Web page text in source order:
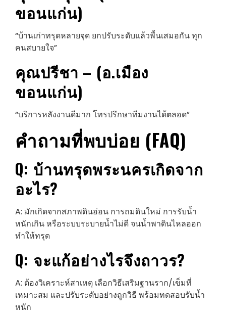
ขอนแก่น)
“บ้านเก่าทรุดหลายจุด ยกปรับระดับแล้วพื้นเสมอกัน ทุก
คนสบายใจ”
คุณปรีชา – (อ.เมือง
ขอนแก่น)
“บริการหลังงานดีมาก โทรปรึกษาทีมงานได้ตลอด”
คำถามที่พบบ่อย (FAQ)
Q: บ้านทรุดพระนครเกิดจาก
อะไร?
A: มักเกิดจากสภาพดินอ่อน การถมดินใหม่ การรับน้ำ
หนักเกิน หรือระบบระบายน้ำไม่ดี จนน้ำพาดินไหลออก
ทำให้ทรุด
Q: จะแก้อย่างไรจึงถาวร?
A: ต้องวิเคราะห์สาเหตุ เลือกวิธีเสริมฐานราก/เข็มที่
เหมาะสม และปรับระดับอย่างถูกวิธี พร้อมทดสอบรับน้ำ
หนัก